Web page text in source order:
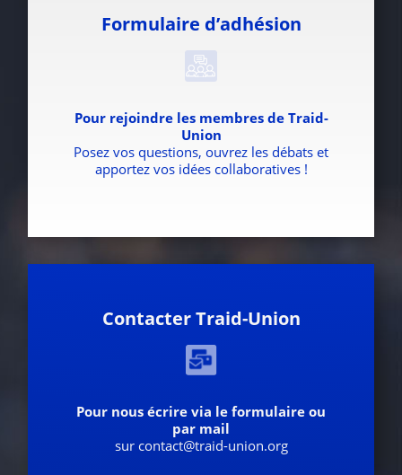
Formulaire d’adhésion
Pour rejoindre les membres de Traid-
Union
Posez vos questions, ouvrez les débats et
apportez vos idées collaboratives !
Contacter Traid-Union
Pour nous écrire via le formulaire ou
par mail
sur contact@traid-union.org